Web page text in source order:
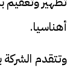
أهناسيا.
وتتقدم